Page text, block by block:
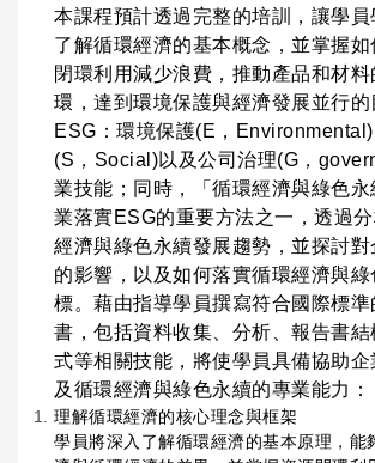
本課程預計透過完整的培訓，讓學員
了解循環經濟的基本概念，並掌握
閉環利用減少浪費，推動產品和材
環，達到環境保護與經濟發展並行
ESG：環境保護(E，
(S，Social)以及公司治理(G，
業技能；同時，「循環經濟與綠色永
業落實ESG的重要方法之一，透過
經濟與綠色永續發展趨勢，並探討對
的影響，以及如何落實循環經濟與綠
標。藉由指導學員撰寫符合國際標
書，包括資料收集、分析、報告書
式等相關技能，將使學員具備協助
及循環經濟與綠色永續的專業能力：
理解循環經濟的核心理念與框架
學員將深入了解循環經濟的基本原理，能